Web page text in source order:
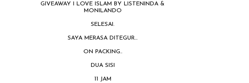
GIVEAWAY I LOVE ISLAM BY LISTENINDA &
MONILANDO
SELESAI.
SAYA MERASA DITEGUR...
ON PACKING..
DUA SISI
11 JAM